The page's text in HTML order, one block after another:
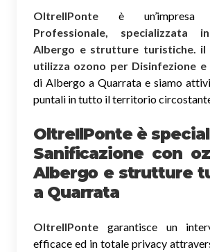
OltreIlPonte è
Professionale, specializzata
Albergo e strutture turistiche. il
utilizza ozono per Disinfezione e
di Albergo a Quarrata e siamo
puntali in tutto il territorio
OltreIlPonte è
Sanificazione con
Albergo e strutture
a Quarrata
OltreIlPonte garantisce un
efficace ed in totale privacy